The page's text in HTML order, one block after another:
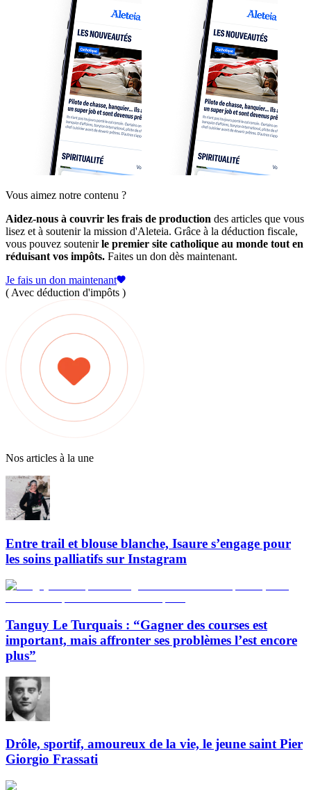
Vous aimez notre contenu ?
Aidez-nous à couvrir les frais de production des articles que vous
lisez et à soutenir la mission d'Aleteia. Grâce à la déduction fiscale,
vous pouvez soutenirle premier site catholique au monde tout en
réduisant vos impôts. Faites un don dès maintenant.
Je fais un don maintenant
( Avec déduction d'impôts )
Nos articles à la une
Entre trail et blouse blanche, Isaure s’engage pour
les soins palliatifs sur Instagram
Tanguy Le Turquais : “Gagner des courses est
important, mais affronter ses problèmes l’est encore
plus”
Drôle, sportif, amoureux de la vie, le jeune saint Pier
Giorgio Frassati